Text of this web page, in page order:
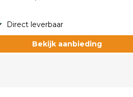
Direct leverbaar
Bekijk aanbieding